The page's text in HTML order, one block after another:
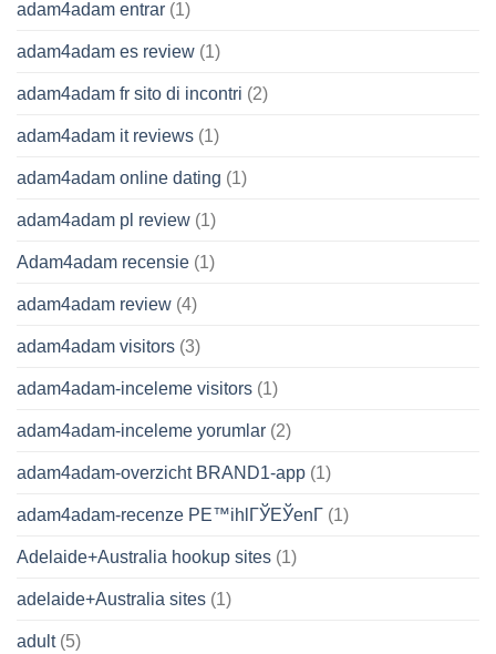
adam4adam entrar (1)
adam4adam es review (1)
adam4adam fr sito di incontri (2)
adam4adam it reviews (1)
adam4adam online dating (1)
adam4adam pl review (1)
Adam4adam recensie (1)
adam4adam review (4)
adam4adam visitors (3)
adam4adam-inceleme visitors (1)
adam4adam-inceleme yorumlar (2)
adam4adam-overzicht BRAND1-app (1)
adam4adam-recenze PЕ™ihlГЎЕЎenГ­ (1)
Adelaide+Australia hookup sites (1)
adelaide+Australia sites (1)
adult(5)